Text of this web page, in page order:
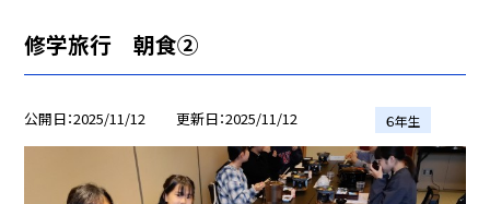
修学旅行 朝食②
公開日 2025/11/12 更新日 2025/11/12 ６年生